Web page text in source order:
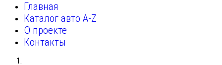
Главная
Каталог авто A-Z
О проекте
Контакты